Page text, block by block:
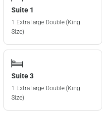
Suite 1
1 Extra large Double (King
Size)
Suite 3
1 Extra large Double (King
Size)